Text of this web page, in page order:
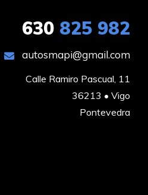
630825 982
autosmapi@gmail.com
Calle Ramiro Pascual, 11
36213 • Vigo
Pontevedra